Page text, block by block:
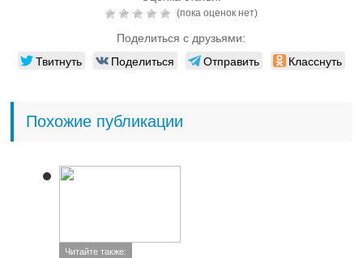
(пока оценок нет)
Поделиться с друзьями:
Твитнуть Поделиться Отправить Класснуть
Похожие публикации
Читайте также: